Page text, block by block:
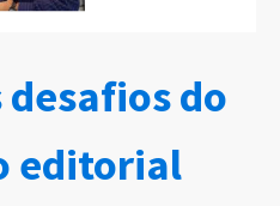
desafios do
editorial